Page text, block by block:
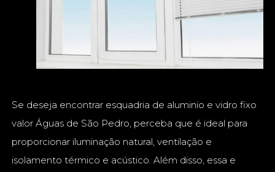
Se deseja encontrar esquadria de aluminio e vidro fixo
valor Águas de São Pedro, perceba que é ideal para
proporcionar iluminação natural, ventilação e
isolamento térmico e acústico. Além disso, essa e